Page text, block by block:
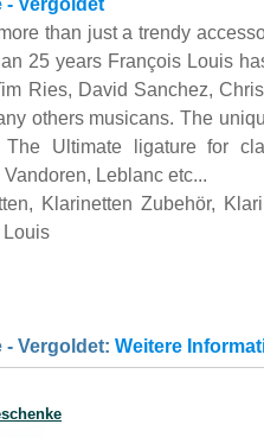
- Vergoldet
than just a trendy
25 years François Louis
Ries, David Sanchez,
others musicans. The
The Ultimate ligature for
Leblanc etc...
Klarinetten Zubehör,
Louis
- Vergoldet: Weitere